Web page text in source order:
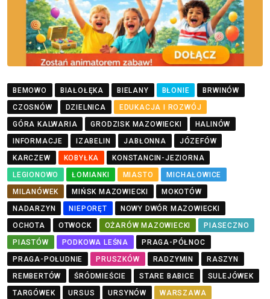
BEMOWO BIAŁOŁĘKA BIELANY BŁONIE
BRWINÓW
CZOSNÓW
DZIELNICA
EDUKACJA I ROZWÓJ
GÓRA KALWARIA
GRODZISK MAZOWIECKI
HALINÓW
INFORMACJE
IZABELIN JABŁONNA
JÓZEFÓW
KARCZEW
KOBYŁKA
KONSTANCIN-JEZIORNA
LEGIONOWO
ŁOMIANKI MIASTO
MICHAŁOWICE
MILANÓWEK
MIŃSK MAZOWIECKI
MOKOTÓW
NADARZYN
NIEPORĘT
NOWY DWÓR MAZOWIECKI
OCHOTA
OTWOCK OŻARÓW MAZOWIECKI
PIASECZNO
PIASTÓW
PODKOWA LEŚNA
PRAGA-PÓŁNOC
PRAGA-POŁUDNIE
PRUSZKÓW RADZYMIN
RASZYN
REMBERTÓW
ŚRÓDMIEŚCIE STARE BABICE
SULEJÓWEK
TARGÓWEK
URSUS URSYNÓW
WARSZAWA